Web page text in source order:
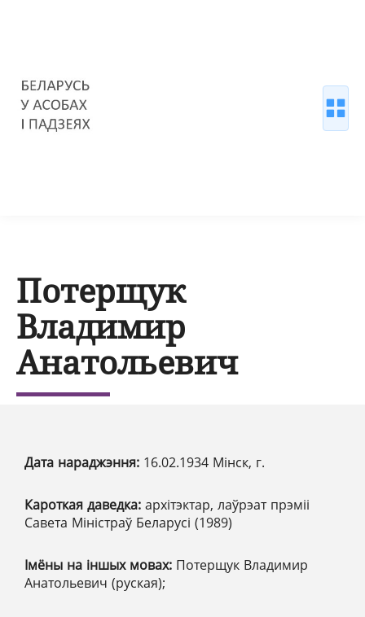
Потерщук
Владимир
Анатольевич
Дата нараджэння: 16.02.1934 Мінск, г.
Кароткая даведка: архітэктар, лаўрэат прэміі
Савета Міністраў Беларусі (1989)
Імёны на іншых мовах: Потерщук Владимир
Анатольевич (руская);